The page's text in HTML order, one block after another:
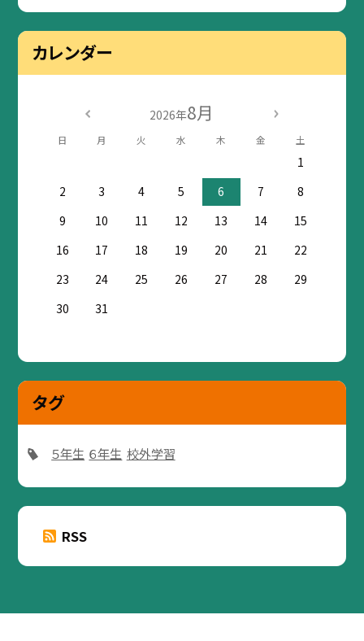
カレンダー
2026年8月
日 月 火 水 木 金 土
1
2
3 4 5 6 7
8
9
10 11 12 13 14
15
16
17 18 19 20 21
22
23
24 25 26 27 28
29
30
31
タグ
５年生 ６年生 校外学習
RSS